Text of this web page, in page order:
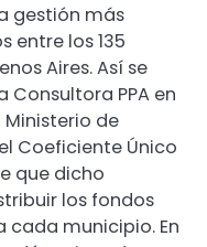
gestión más
entre los 135
Aires. Así se
Consultora PPA en
de
Coeficiente Único
que dicho
los fondos
municipio. En